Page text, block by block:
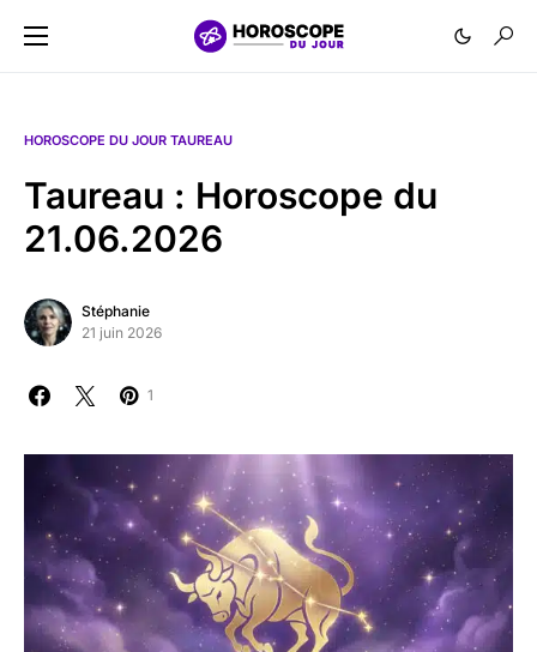
HOROSCOPE DU JOUR TAUREAU
Taureau : Horoscope du
21.06.2026
Stéphanie
21 juin 2026
1